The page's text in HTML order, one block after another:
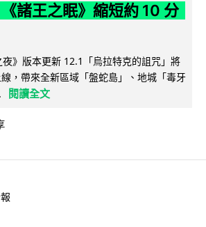
諸王之眠》縮短約 10 分
夜》版本更新 12.1「烏拉特克的詛咒」將
，帶來全新區域「盤蛇島」、地城「毒牙
閱讀全文